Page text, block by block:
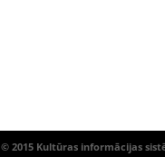
© 2015 Kultūras informācijas